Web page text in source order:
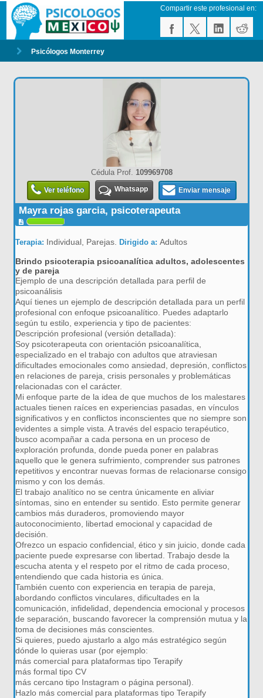
Compartir este profesional en:
Psicólogos Monterrey
Cédula Prof. 109969708
Ver teléfono Whatsapp Enviar mensaje
Mayra rojas garcia, psicoterapeuta
Terapia: Individual, Parejas.Dirigido a:Adultos
Brindo psicoterapia psicoanalítica adultos, adolescentes
y de pareja
Ejemplo de una descripción detallada para perfil de
psicoanálisis
Aquí tienes un ejemplo de descripción detallada para un perfil
profesional con enfoque psicoanalítico. Puedes adaptarlo
según tu estilo, experiencia y tipo de pacientes:
Descripción profesional (versión detallada):
Soy psicoterapeuta con orientación psicoanalítica,
especializado en el trabajo con adultos que atraviesan
dificultades emocionales como ansiedad, depresión, conflictos
en relaciones de pareja, crisis personales y problemáticas
relacionadas con el carácter.
Mi enfoque parte de la idea de que muchos de los malestares
actuales tienen raíces en experiencias pasadas, en vínculos
significativos y en conflictos inconscientes que no siempre son
evidentes a simple vista. A través del espacio terapéutico,
busco acompañar a cada persona en un proceso de
exploración profunda, donde pueda poner en palabras
aquello que le genera sufrimiento, comprender sus patrones
repetitivos y encontrar nuevas formas de relacionarse consigo
mismo y con los demás.
El trabajo analítico no se centra únicamente en aliviar
síntomas, sino en entender su sentido. Esto permite generar
cambios más duraderos, promoviendo mayor
autoconocimiento, libertad emocional y capacidad de
decisión.
Ofrezco un espacio confidencial, ético y sin juicio, donde cada
paciente puede expresarse con libertad. Trabajo desde la
escucha atenta y el respeto por el ritmo de cada proceso,
entendiendo que cada historia es única.
También cuento con experiencia en terapia de pareja,
abordando conflictos vinculares, dificultades en la
comunicación, infidelidad, dependencia emocional y procesos
de separación, buscando favorecer la comprensión mutua y la
toma de decisiones más conscientes.
Si quieres, puedo ajustarlo a algo más estratégico según
dónde lo quieras usar (por ejemplo:
más comercial para plataformas tipo Terapify
más formal tipo CV
más cercano tipo Instagram o página personal).
Hazlo más comercial para plataformas tipo Terapify